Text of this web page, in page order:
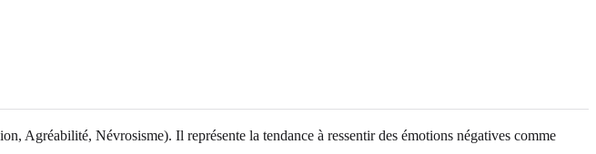
Agréabilité, Névrosisme). Il représente la tendance à ressentir des émotions négatives comme